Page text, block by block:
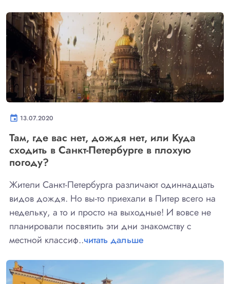
event 13.07.2020
Там, где вас нет, дождя нет, или Куда
сходить в Санкт-Петербурге в плохую
погоду?
Жители Санкт-Петербурга различают одиннадцать
видов дождя. Но вы-то приехали в Питер всего на
недельку, а то и просто на выходные! И вовсе не
планировали посвятить эти дни знакомству с
местной классиф..читать дальше